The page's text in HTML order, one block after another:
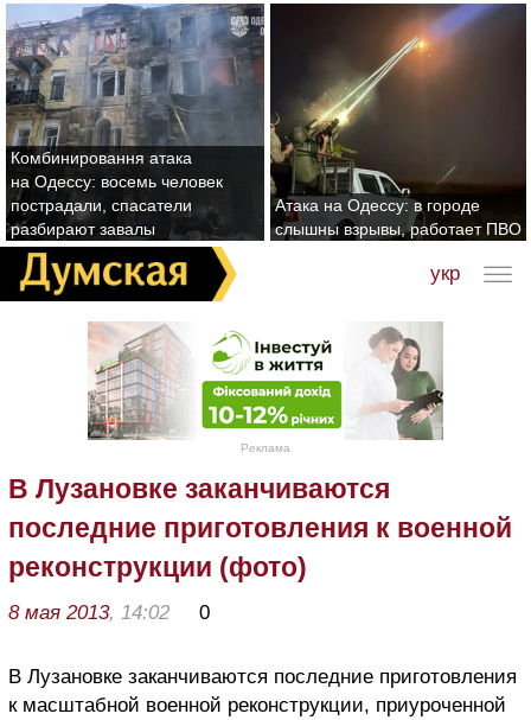
Комбинировання атака
на Одессу: восемь человек
пострадали, спасатели
разбирают завалы
Атака на Одессу: в городе
слышны взрывы, работает ПВО
укр
Реклама
В Лузановке заканчиваются
последние приготовления к военной
реконструкции (фото)
8 мая 2013, 14:02 0
В Лузановке заканчиваются последние приготовления
к масштабной военной реконструкции, приуроченной